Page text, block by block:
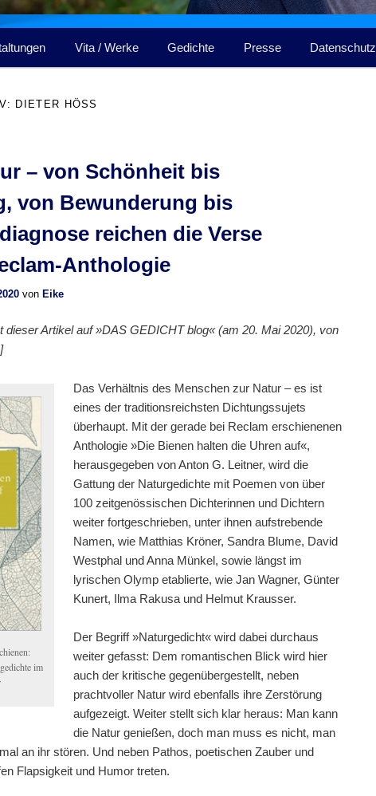
Vita / Werke Gedichte Presse Datenschutz
DIETER HÖSS
– von Schönheit bis
von Bewunderung bis
reichen die Verse
Anthologie
von Eike
dieser Artikel auf »DAS GEDICHT blog« (am 20. Mai 2020), von
im
Das Verhältnis des Menschen zur Natur – es ist
eines der traditionsreichsten Dichtungssujets
überhaupt. Mit der gerade bei Reclam erschienenen
Anthologie »Die Bienen halten die Uhren auf«,
herausgegeben von Anton G. Leitner, wird die
Gattung der Naturgedichte mit Poemen von über
100 zeitgenössischen Dichterinnen und Dichtern
weiter fortgeschrieben, unter ihnen aufstrebende
Namen, wie Matthias Kröner, Sandra Blume, David
Westphal und Anna Münkel, sowie längst im
lyrischen Olymp etablierte, wie Jan Wagner, Günter
Kunert, Ilma Rakusa und Helmut Krausser.
Der Begriff »Naturgedicht« wird dabei durchaus
weiter gefasst: Dem romantischen Blick wird hier
auch der kritische gegenübergestellt, neben
prachtvoller Natur wird ebenfalls ihre Zerstörung
aufgezeigt. Weiter stellt sich klar heraus: Man kann
die Natur genießen, doch man muss es nicht, man
an ihr stören. Und neben Pathos, poetischen Zauber und
Flapsigkeit und Humor treten.